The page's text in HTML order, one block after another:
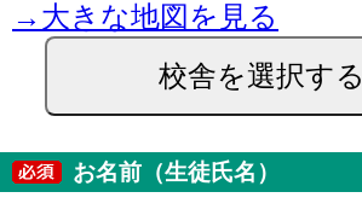
→大きな地図を見る
校舎を選択する
お名前（生徒氏名）